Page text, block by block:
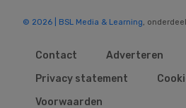
© 2026 | BSL Media & Learning,
Contact
Adverteren
Privacy statement
Voorwaarden